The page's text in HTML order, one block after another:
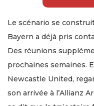
Le scénario se
Bayern a déjà pris
Des réunions
prochaines semaines.
Newcastle United,
son arrivée à l’Allianz